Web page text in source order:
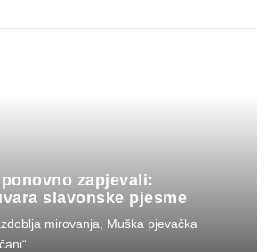
zapjevali:
slavonske pjesme
mirovanja, Muška pjevačka